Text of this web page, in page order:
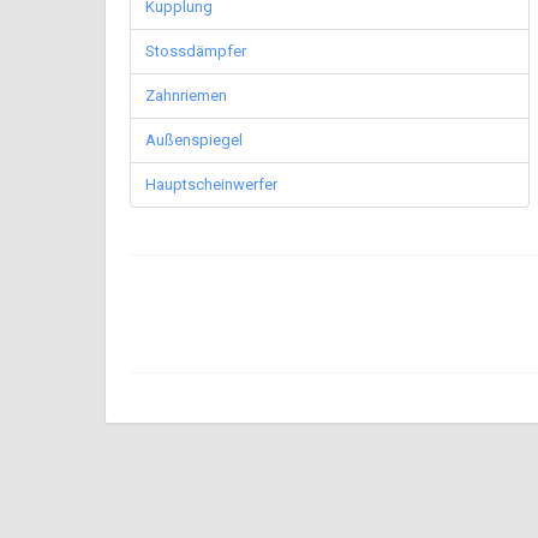
Kupplung
Stossdämpfer
Zahnriemen
Außenspiegel
Hauptscheinwerfer